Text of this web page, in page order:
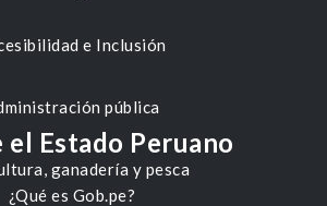
e Inclusión
pública
ganadería y pesca
el Estado Peruano
¿Qué es Gob.pe?